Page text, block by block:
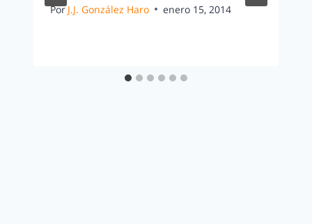
Por J.J. González Haro enero 15, 2014